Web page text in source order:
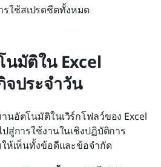
รใช้สเปรดชีตทั้งหมด
นมัติใน Excel
จประจำวัน
อัตโนมัติในเวิร์กโฟลว์ของ Excel
สู่การใช้งานในเชิงปฏิบัติการ
ห้เห็นทั้งข้อดีและข้อจำกัด